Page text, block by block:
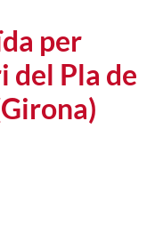
per
del Pla de